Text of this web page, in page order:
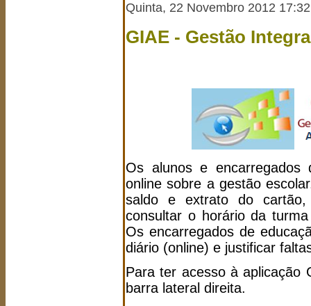
Quinta, 22 Novembro 2012 17:32
GIAE - Gestão
Os alunos e encarregados
online sobre a gestão
saldo e extrato do
consultar o horário da
Os encarregados de
diário (online) e justificar
Para ter acesso à aplicação
barra lateral direita.